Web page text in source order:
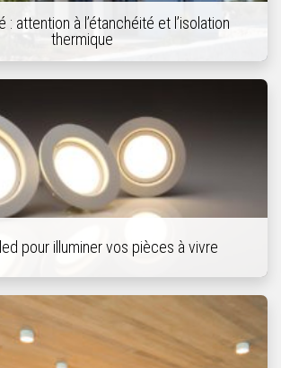
: attention à l’étanchéité et l’isolation
thermique
pour illuminer vos pièces à vivre